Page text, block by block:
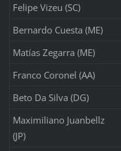
Felipe Vizeu (SC)
Bernardo Cuesta (ME)
Matías Zegarra (ME)
Franco Coronel (AA)
Beto Da Silva (DG)
Maximiliano Juanbellz
(JP)